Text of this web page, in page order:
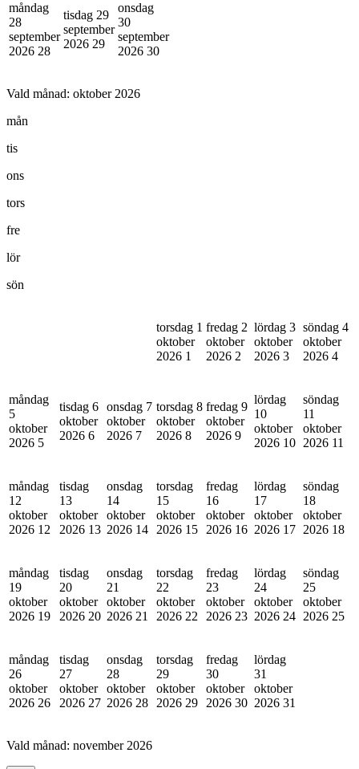
måndag
28
september
2026 28
tisdag 29
september
2026 29
onsdag
30
september
2026 30
Vald månad: oktober 2026
mån
tis
ons
tors
fre
lör
sön
torsdag 1
oktober
2026 1
fredag 2
oktober
2026 2
lördag 3
oktober
2026 3
söndag 4
oktober
2026 4
måndag
5
oktober
2026 5
tisdag 6
oktober
2026 6
onsdag 7
oktober
2026 7
torsdag 8
oktober
2026 8
fredag 9
oktober
2026 9
lördag
10
oktober
2026 10
söndag
11
oktober
2026 11
måndag
12
oktober
2026 12
tisdag
13
oktober
2026 13
onsdag
14
oktober
2026 14
torsdag
15
oktober
2026 15
fredag
16
oktober
2026 16
lördag
17
oktober
2026 17
söndag
18
oktober
2026 18
måndag
19
oktober
2026 19
tisdag
20
oktober
2026 20
onsdag
21
oktober
2026 21
torsdag
22
oktober
2026 22
fredag
23
oktober
2026 23
lördag
24
oktober
2026 24
söndag
25
oktober
2026 25
måndag
26
oktober
2026 26
tisdag
27
oktober
2026 27
onsdag
28
oktober
2026 28
torsdag
29
oktober
2026 29
fredag
30
oktober
2026 30
lördag
31
oktober
2026 31
Vald månad: november 2026